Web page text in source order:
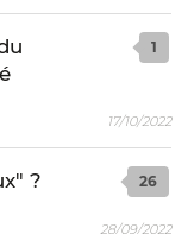
1
17/10/2022
? 26
28/09/2022